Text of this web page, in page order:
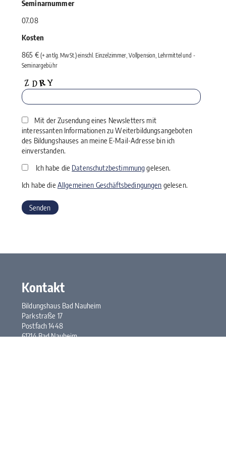
Seminarnummer
07.08
Kosten
865 € (+ antlg. MwSt.) einschl. Einzelzimmer, Vollpension, Lehrmittel und ­
Seminargebühr
Mit der Zusendung eines Newsletters mit
interessanten Informationen zu Weiterbildungsangeboten
des Bildungshauses an meine E-Mail-Adresse bin ich
einverstanden.
Ich habe die Datenschutzbestimmunggelesen.
Ich habe die Allgemeinen Geschäftsbedingungen gelesen.
Kontakt
Bildungshaus Bad Nauheim
Parkstraße 17
Postfach 1448
61214 Bad Nauheim